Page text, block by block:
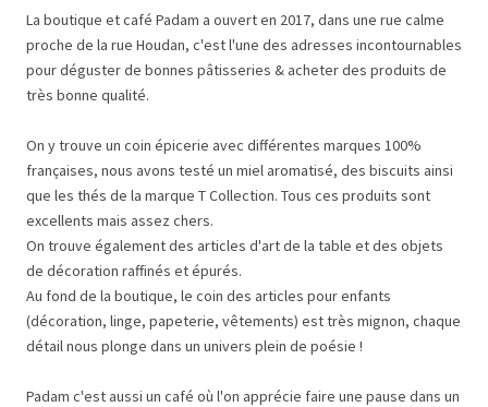
La boutique et café Padam a ouvert en 2017, dans une rue calme
proche de la rue Houdan, c'est l'une des adresses incontournables
pour déguster de bonnes pâtisseries & acheter des produits de
très bonne qualité.
On y trouve un coin épicerie avec différentes marques 100%
françaises, nous avons testé un miel aromatisé, des biscuits ainsi
que les thés de la marque T Collection. Tous ces produits sont
excellents mais assez chers.
On trouve également des articles d'art de la table et des objets
de décoration raffinés et épurés.
Au fond de la boutique, le coin des articles pour enfants
(décoration, linge, papeterie, vêtements) est très mignon, chaque
détail nous plonge dans un univers plein de poésie !
Padam c'est aussi un café où l'on apprécie faire une pause dans un